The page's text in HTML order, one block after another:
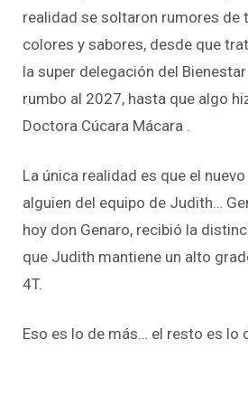
realidad se soltaron rumores de
colores y sabores, desde que
la super delegación del
rumbo al 2027, hasta que algo
Doctora Cúcara Mácara .
La única realidad es que el
alguien del equipo de Judith…
hoy don Genaro, recibió la
que Judith mantiene un alto
4T.
Eso es lo de más… el resto es lo